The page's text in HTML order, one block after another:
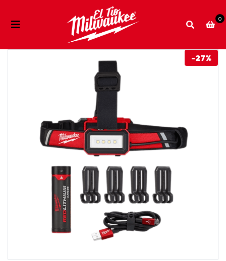
0
-27%